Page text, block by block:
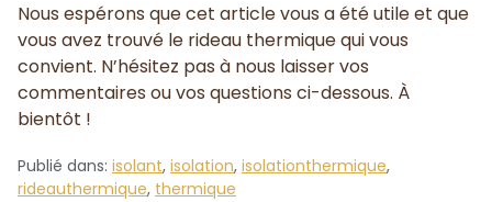
Nous espérons que cet article vous a été utile et que
vous avez trouvé le rideau thermique qui vous
convient. N’hésitez pas à nous laisser vos
commentaires ou vos questions ci-dessous. À
bientôt !
Publié dans: isolant, isolation, isolationthermique,
rideauthermique, thermique